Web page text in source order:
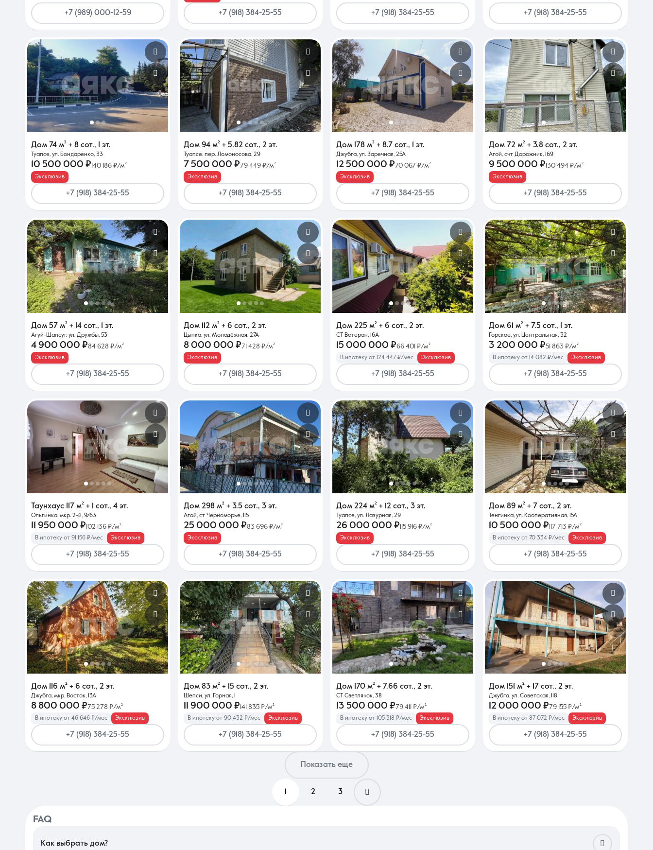
+7 (989) 000-12-59 +7 (918) 384-25-55 +7 (918) 384-25-55 +7 (918) 384-25-55
Дом 74 м² + 8 сот., 1 эт.
Туапсе, ул. Бондаренко, 33
10 500 000 ₽ 140 186 ₽/м²
Эксклюзив
+7 (918) 384-25-55
Дом 94 м² + 5.82 сот., 2 эт.
Туапсе, пер. Ломоносова, 29
7 500 000 ₽79 449 ₽/м²
Эксклюзив
+7 (918) 384-25-55
Дом 178 м² + 8.7 сот., 1 эт.
Джубга, ул. Заречная, 25А
12 500 000 ₽70 067 ₽/м²
Эксклюзив
+7 (918) 384-25-55
Дом 72 м² + 3.8 сот., 2 эт.
Агой, счт Дорожник, 169
9 500 000 ₽ 130 494 ₽/м²
Эксклюзив
+7 (918) 384-25-55
Дом 57 м² + 14 сот., 1 эт.
Агуй-Шапсуг, ул. Дружбы, 53
4 900 000 ₽84 628 ₽/м²
Эксклюзив
+7 (918) 384-25-55
Дом 112 м² + 6 сот., 2 эт.
Цыпка, ул. Молодёжная, 27А
8 000 000 ₽71 428 ₽/м²
Эксклюзив
+7 (918) 384-25-55
Дом 225 м² + 6 сот., 2 эт.
СТ Ветеран, 16А
15 000 000 ₽66 401 ₽/м²
В ипотеку от 124 447 ₽/мес Эксклюзив
+7 (918) 384-25-55
Дом 61 м² + 7.5 сот., 1 эт.
Горское, ул. Центральная, 32
3 200 000 ₽51 863 ₽/м²
В ипотеку от 14 082 ₽/мес Эксклюзив
+7 (918) 384-25-55
Таунхаус 117 м² + 1 сот., 4 эт.
Ольгинка, мкр. 2-й, 9/63
11 950 000 ₽ 102 136 ₽/м²
В ипотеку от 91 156 ₽/мес Эксклюзив
+7 (918) 384-25-55
Дом 298 м² + 3.5 сот., 3 эт.
Агой, ст Черноморье, 115
25 000 000 ₽83 696 ₽/м²
Эксклюзив
+7 (918) 384-25-55
Дом 224 м² + 12 сот., 3 эт.
Туапсе, ул. Лазурная, 29
26 000 000 ₽ 115 916 ₽/м²
Эксклюзив
+7 (918) 384-25-55
Дом 89 м² + 7 сот., 2 эт.
Тенгинка, ул. Кооперативная, 15А
10 500 000 ₽ 117 713 ₽/м²
В ипотеку от 70 334 ₽/мес Эксклюзив
+7 (918) 384-25-55
Дом 116 м² + 6 сот., 2 эт.
Джубга, мкр. Восток, 13А
8 800 000 ₽75 278 ₽/м²
В ипотеку от 46 646 ₽/мес Эксклюзив
+7 (918) 384-25-55
Дом 83 м² + 15 сот., 2 эт.
Шепси, ул. Горная, 1
11 900 000 ₽ 141 835 ₽/м²
В ипотеку от 90 432 ₽/мес Эксклюзив
+7 (918) 384-25-55
Дом 170 м² + 7.66 сот., 2 эт.
СТ Светлячок, 38
13 500 000 ₽79 411 ₽/м²
В ипотеку от 105 318 ₽/мес Эксклюзив
+7 (918) 384-25-55
Дом 151 м² + 17 сот., 2 эт.
Джубга, ул. Советская, 118
12 000 000 ₽79 155 ₽/м²
В ипотеку от 87 072 ₽/мес Эксклюзив
+7 (918) 384-25-55
Показать еще
1 2 3
FAQ
Как выбрать дом?